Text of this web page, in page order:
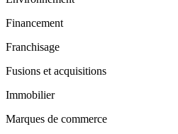
Financement
Franchisage
Fusions et acquisitions
Immobilier
Marques de commerce